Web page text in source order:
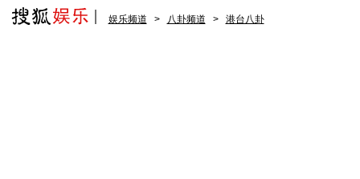
娱乐频道 > 八卦频道 > 港台八卦